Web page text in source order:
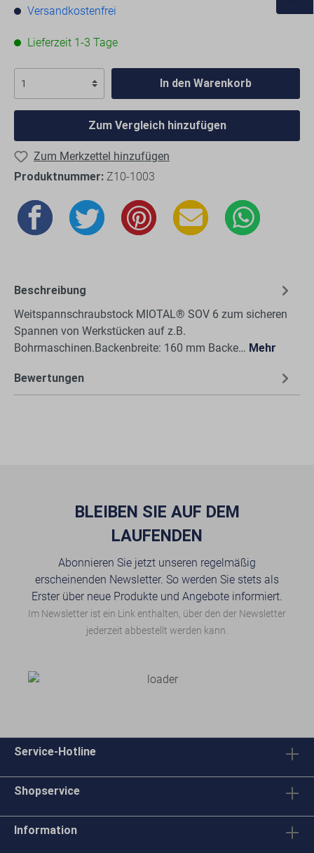
Versandkostenfrei
Lieferzeit 1-3 Tage
In den Warenkorb
Zum Vergleich hinzufügen
Zum Merkzettel hinzufügen
Produktnummer: Z10-1003
Beschreibung
Weitspannschraubstock MIOTAL® SOV 6 zum sicheren
Spannen von Werkstücken auf z.B.
Bohrmaschinen.Backenbreite: 160 mm Backe… Mehr
Bewertungen
BLEIBEN SIE AUF DEM
LAUFENDEN
Abonnieren Sie jetzt unseren regelmäßig
erscheinenden Newsletter. So werden Sie stets als
Erster über neue Produkte und Angebote informiert.
Im Newsletter ist ein Link enthalten, über den der Newsletter
jederzeit abbestellt werden kann.
Service-Hotline
Shopservice
Information